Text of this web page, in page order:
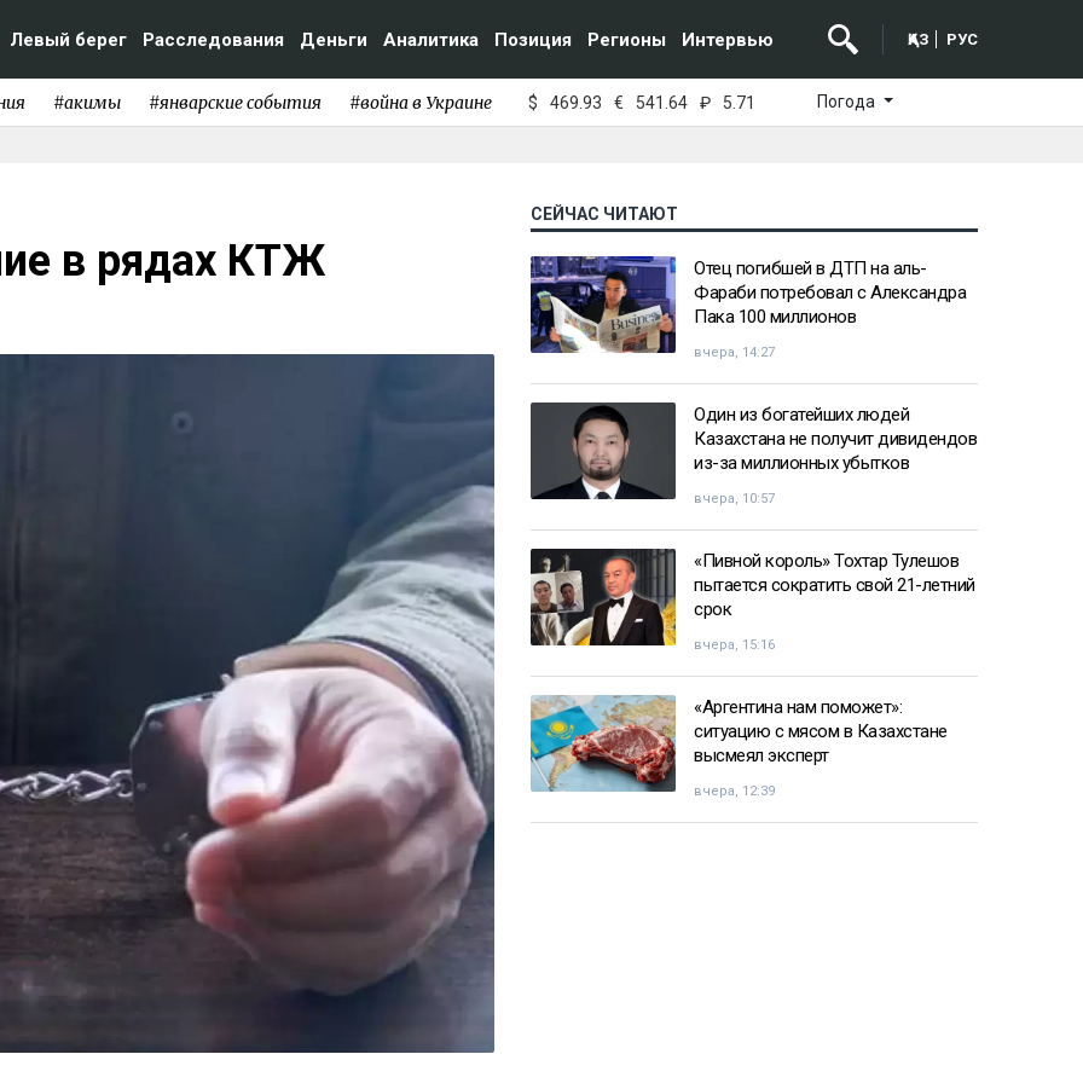
Левый берег Расследования Деньги Аналитика Позиция Регионы Интервью ҚАЗ РУС
#акимы #январские события #война в Украине $ 469.93 € 541.64 ₽ 5.71 Погода
в рядах КТЖ
СЕЙЧАС ЧИТАЮТ
Отец погибшей в ДТП на аль-
Фараби потребовал с Александра
Пака 100 миллионов
вчера, 14:27
Один из богатейших людей
Казахстана не получит дивидендов
из-за миллионных убытков
вчера, 10:57
«Пивной король» Тохтар Тулешов
пытается сократить свой 21-летний
срок
вчера, 15:16
«Аргентина нам поможет»:
ситуацию с мясом в Казахстане
высмеял эксперт
вчера, 12:39